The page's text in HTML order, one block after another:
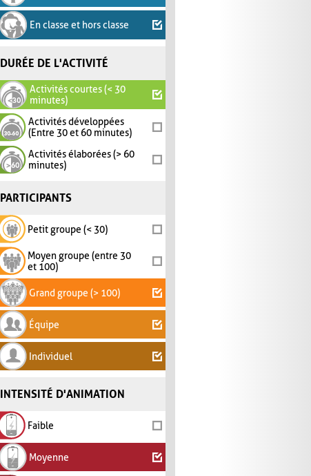
En classe et hors classe
DURÉE DE L'ACTIVITÉ
Activités courtes (< 30
minutes)
Activités développées
(Entre 30 et 60 minutes)
Activités élaborées (> 60
minutes)
PARTICIPANTS
Petit groupe (< 30)
Moyen groupe (entre 30
et 100)
Grand groupe (> 100)
Équipe
Individuel
INTENSITÉ D'ANIMATION
Faible
Moyenne